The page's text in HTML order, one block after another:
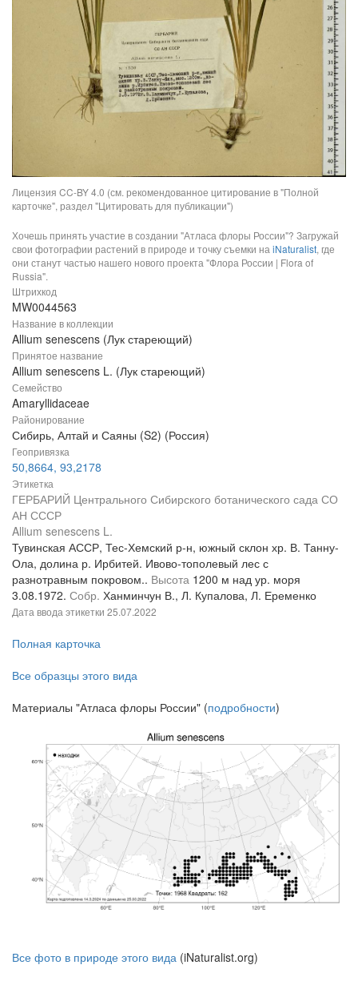
Лицензия CC-BY 4.0 (см. рекомендованное цитирование в "Полной
карточке", раздел "Цитировать для публикации")
Хочешь принять участие в создании "Атласа флоры России"? Загружай
свои фотографии растений в природе и точку съемки на iNaturalist, где
они станут частью нашего нового проекта "Флора России | Flora of
Russia".
Штрихкод
MW0044563
Название в коллекции
Allium senescens (Лук стареющий)
Принятое название
Allium senescens L. (Лук стареющий)
Семейство
Amaryllidaceae
Районирование
Сибирь, Алтай и Саяны (S2) (Россия)
Геопривязка
50,8664, 93,2178
Этикетка
ГЕРБАРИЙ Центрального Сибирского ботанического сада СО
АН СССР
Allium senescens L.
Тувинская АССР, Тес-Хемский р-н, южный склон хр. В. Танну-
Ола, долина р. Ирбитей. Ивово-тополевый лес с
разнотравным покровом.. Высота 1200 м над ур. моря
3.08.1972. Собр. Ханминчун В., Л. Купалова, Л. Еременко
Дата ввода этикетки 25.07.2022
Полная карточка
Все образцы этого вида
Материалы "Атласа флоры России" (подробности)
Все фото в природе этого вида (iNaturalist.org)